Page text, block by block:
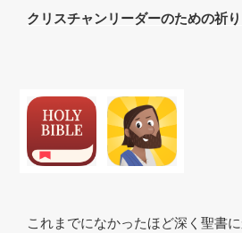
ゲ
ン
稿
の
クリスチャンリーダーのための祈り
これまでになかったほど深く聖書に